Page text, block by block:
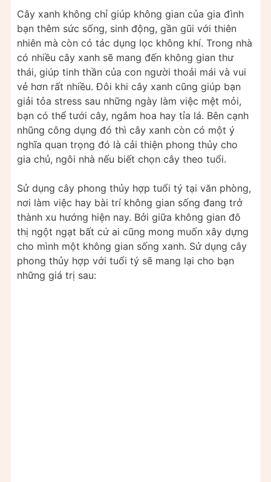
Cây xanh không chỉ giúp không gian của gia đình
bạn thêm sức sống, sinh động, gần gũi với thiên
nhiên mà còn có tác dụng lọc không khí. Trong nhà
có nhiều cây xanh sẽ mang đến không gian thư
thái, giúp tinh thần của con người thoải mái và vui
vẻ hơn rất nhiều. Đôi khi cây xanh cũng giúp bạn
giải tỏa stress sau những ngày làm việc mệt mỏi,
bạn có thể tưới cây, ngắm hoa hay tỉa lá. Bên cạnh
nhũng công dụng đó thì cây xanh còn có một ý
nghĩa quan trọng đó là cải thiện phong thủy cho
gia chủ, ngôi nhà nếu biết chọn cây theo tuổi.
Sử dụng cây phong thủy hợp tuổi tý tại văn phòng,
nơi làm việc hay bài trí không gian sống đang trở
thành xu hướng hiện nay. Bởi giữa không gian đô
thị ngột ngạt bất cứ ai cũng mong muốn xây dựng
cho mình một không gian sống xanh. Sử dụng cây
phong thủy hợp với tuổi tý sẽ mang lại cho bạn
những giá trị sau: